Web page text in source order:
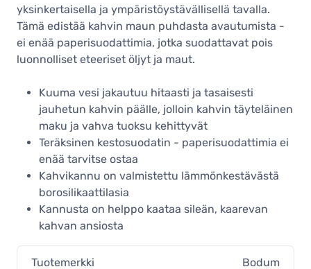
yksinkertaisella ja ympäristöystävällisellä tavalla.
Tämä edistää kahvin maun puhdasta avautumista -
ei enää paperisuodattimia, jotka suodattavat pois
luonnolliset eteeriset öljyt ja maut.
Kuuma vesi jakautuu hitaasti ja tasaisesti
jauhetun kahvin päälle, jolloin kahvin täyteläinen
maku ja vahva tuoksu kehittyvät
Teräksinen kestosuodatin - paperisuodattimia ei
enää tarvitse ostaa
Kahvikannu on valmistettu lämmönkestävästä
borosilikaattilasia
Kannusta on helppo kaataa sileän, kaarevan
kahvan ansiosta
Tuotemerkki Bodum